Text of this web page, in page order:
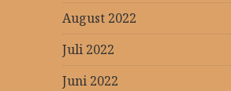
August 2022
Juli 2022
Juni 2022